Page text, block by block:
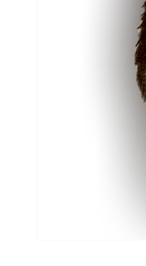
Appréhender
politique,
Langage et